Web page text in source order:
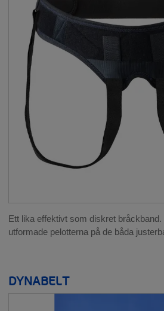
Ett lika effektivt som diskret
utformade pelotterna på de båda
DYNABELT